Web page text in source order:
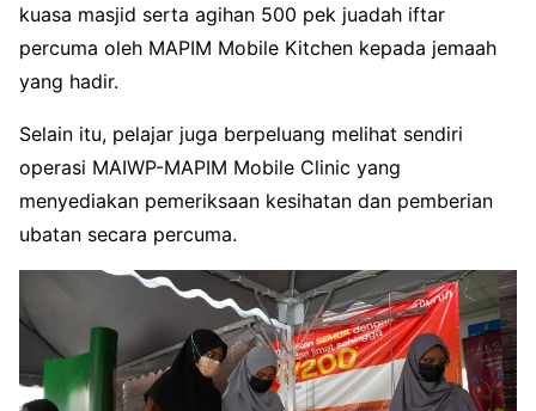
kuasa masjid serta agihan 500 pek juadah iftar
percuma oleh MAPIM Mobile Kitchen kepada jemaah
yang hadir.
Selain itu, pelajar juga berpeluang melihat sendiri
operasi MAIWP-MAPIM Mobile Clinic yang
menyediakan pemeriksaan kesihatan dan pemberian
ubatan secara percuma.